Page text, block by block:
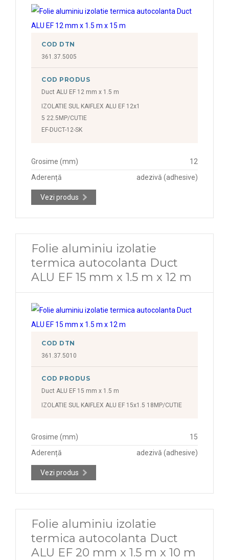
COD DTN
361.37.5005
COD PRODUS
Duct ALU EF 12 mm x 1.5 m
IZOLATIE SUL KAIFLEX ALU EF 12x1
5 22.5MP/CUTIE
EF-DUCT-12-SK
Grosime (mm)
12
Aderență
adezivă (adhesive)
Vezi produs
Folie aluminiu izolatie
termica autocolanta Duct
ALU EF 15 mm x 1.5 m x 12 m
COD DTN
361.37.5010
COD PRODUS
Duct ALU EF 15 mm x 1.5 m
IZOLATIE SUL KAIFLEX ALU EF 15x1.5 18MP/CUTIE
Grosime (mm)
15
Aderență
adezivă (adhesive)
Vezi produs
Folie aluminiu izolatie
termica autocolanta Duct
ALU EF 20 mm x 1.5 m x 10 m